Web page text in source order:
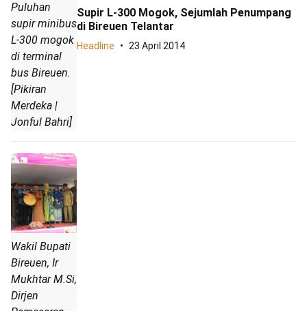
Puluhan
supir minibus
L-300 mogok
di terminal
bus Bireuen.
[Pikiran
Merdeka |
Jonful Bahri]
Supir L-300 Mogok, Sejumlah Penumpang
di Bireuen Telantar
Headline 23 April 2014
Wakil Bupati
Bireuen, Ir
Mukhtar M.Si,
Dirjen